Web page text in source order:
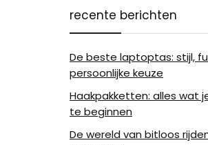
recente berichten
De beste laptoptas: stijl,
persoonlijke keuze
Haakpakketten: alles wat
te beginnen
De wereld van bitloos